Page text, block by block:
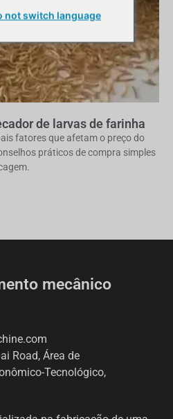
de larvas de farinha
fatores que afetam o preço do
práticos de compra simples
mecânico
Road, Área de
Tecnológico,
not switch language